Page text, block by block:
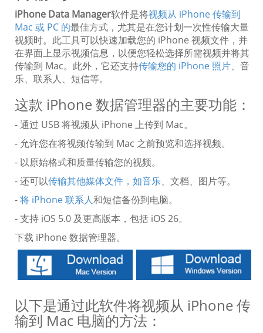
iPhone Data Manager软件是将视频从 iPhone 传输到
Mac 或 PC 的最佳方式，尤其是在您计划一次性传输大量
视频时。此工具可以快速加载您的 iPhone 视频文件，并
在界面上显示视频信息，以便您轻松选择所需视频并将其
传输到 Mac。此外，它还支持传输您的 iPhone 照片、音
乐、联系人、短信等。
这款 iPhone 数据管理器的主要功能：
- 通过 USB 将视频从 iPhone 上传到 Mac。
- 允许您在将视频传输到 Mac 之前预览和选择视频。
- 以原始格式和质量传输您的视频。
- 还可以传输其他媒体文件，如音乐、文档、图片等。
-将 iPhone 联系人和短信备份到电脑。
- 支持 iOS 5.0 及更高版本，包括 iOS 26。
下载 iPhone 数据管理器。
以下是通过此软件将视频从 iPhone 传
输到 Mac 电脑的方法：